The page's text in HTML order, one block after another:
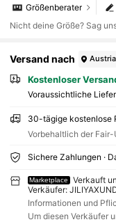
Größenberater
Nicht deine Größe? Sag
Versand nach Austria
Kostenloser
Voraussichtliche
30-tägige kostenlose
Vorbehaltlich der
Sichere Zahlungen ·
Marketplace
Verkauft
Verkäufer:
Informationen und
Um diesen Verkäufer